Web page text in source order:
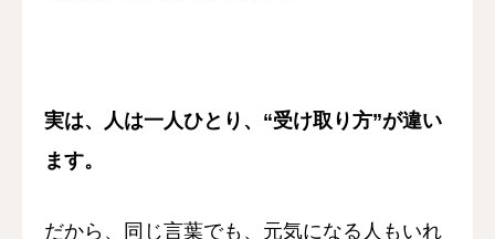
実は、 人は一人ひとり、 “受け取り方”が違い
ます。
だから、 同じ言葉でも、 元気になる人もいれ